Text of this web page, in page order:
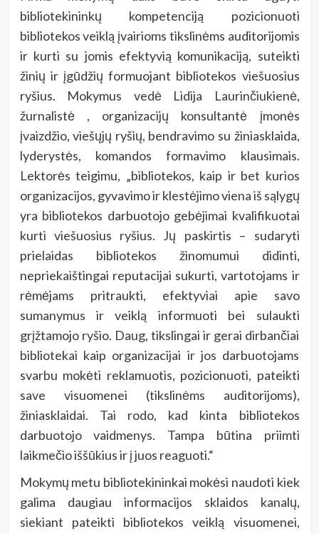
bibliotekininkų kompetenciją pozicionuoti
bibliotekos veiklą įvairioms tikslinėms auditorijomis
ir kurti su jomis efektyvią komunikaciją, suteikti
žinių ir įgūdžių formuojant bibliotekos viešuosius
ryšius. Mokymus vedė Lidija Laurinčiukienė,
žurnalistė , organizacijų konsultantė įmonės
įvaizdžio, viešųjų ryšių, bendravimo su žiniasklaida,
lyderystės, komandos formavimo klausimais.
Lektorės teigimu, „bibliotekos, kaip ir bet kurios
organizacijos, gyvavimo ir klestėjimo viena iš sąlygų
yra bibliotekos darbuotojo gebėjimai kvalifikuotai
kurti viešuosius ryšius. Jų paskirtis – sudaryti
prielaidas bibliotekos žinomumui didinti,
nepriekaištingai reputacijai sukurti, vartotojams ir
rėmėjams pritraukti, efektyviai apie savo
sumanymus ir veiklą informuoti bei sulaukti
grįžtamojo ryšio. Daug, tikslingai ir gerai dirbančiai
bibliotekai kaip organizacijai ir jos darbuotojams
svarbu mokėti reklamuotis, pozicionuoti, pateikti
save visuomenei (tikslinėms auditorijoms),
žiniasklaidai. Tai rodo, kad kinta bibliotekos
darbuotojo vaidmenys. Tampa būtina priimti
laikmečio iššūkius ir į juos reaguoti.“
Mokymų metu bibliotekininkai mokėsi naudoti kiek
galima daugiau informacijos sklaidos kanalų,
siekiant pateikti bibliotekos veiklą visuomenei,